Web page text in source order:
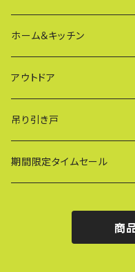
ザ・クランプ
蝶ボルト
建築補材
ホーム＆キッチン
アウトドア
吊り引き戸
期間限定タイムセール
商